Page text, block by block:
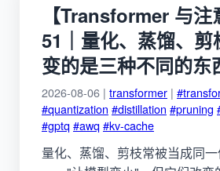
【Transformer 与注
51｜量化、蒸馏、
变的是三种不同的东
2026-08-06 | transformer |
#quantization #distillation #pruning
#gptq#awq#kv-cache
量化、蒸馏、剪枝常被当成同